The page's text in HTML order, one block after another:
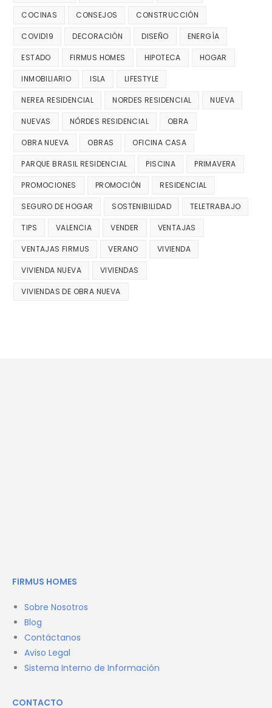
COCINAS CONSEJOS CONSTRUCCIÓN
COVID19 DECORACIÓN DISEÑO ENERGÍA
ESTADO FIRMUS HOMES HIPOTECA HOGAR
INMOBILIARIO ISLA LIFESTYLE
NEREA RESIDENCIAL NORDES RESIDENCIAL NUEVA
NUEVAS NÔRDES RESIDENCIAL OBRA
OBRA NUEVA OBRAS OFICINA CASA
PARQUE BRASIL RESIDENCIAL PISCINA PRIMAVERA
PROMOCIONES PROMOCIÓN RESIDENCIAL
SEGURO DE HOGAR SOSTENIBILIDAD TELETRABAJO
TIPS VALENCIA VENDER VENTAJAS
VENTAJAS FIRMUS VERANO VIVIENDA
VIVIENDA NUEVA VIVIENDAS
VIVIENDAS DE OBRA NUEVA
FIRMUS HOMES
Sobre Nosotros
Blog
Contáctanos
Aviso Legal
Sistema Interno de Información
CONTACTO